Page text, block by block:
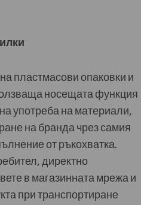
пластмасови опаковки и
носещата функция
употреба на материали,
на бранда чрез самия
от ръкохватка.
директно
в магазинната мрежа и
при транспортиране